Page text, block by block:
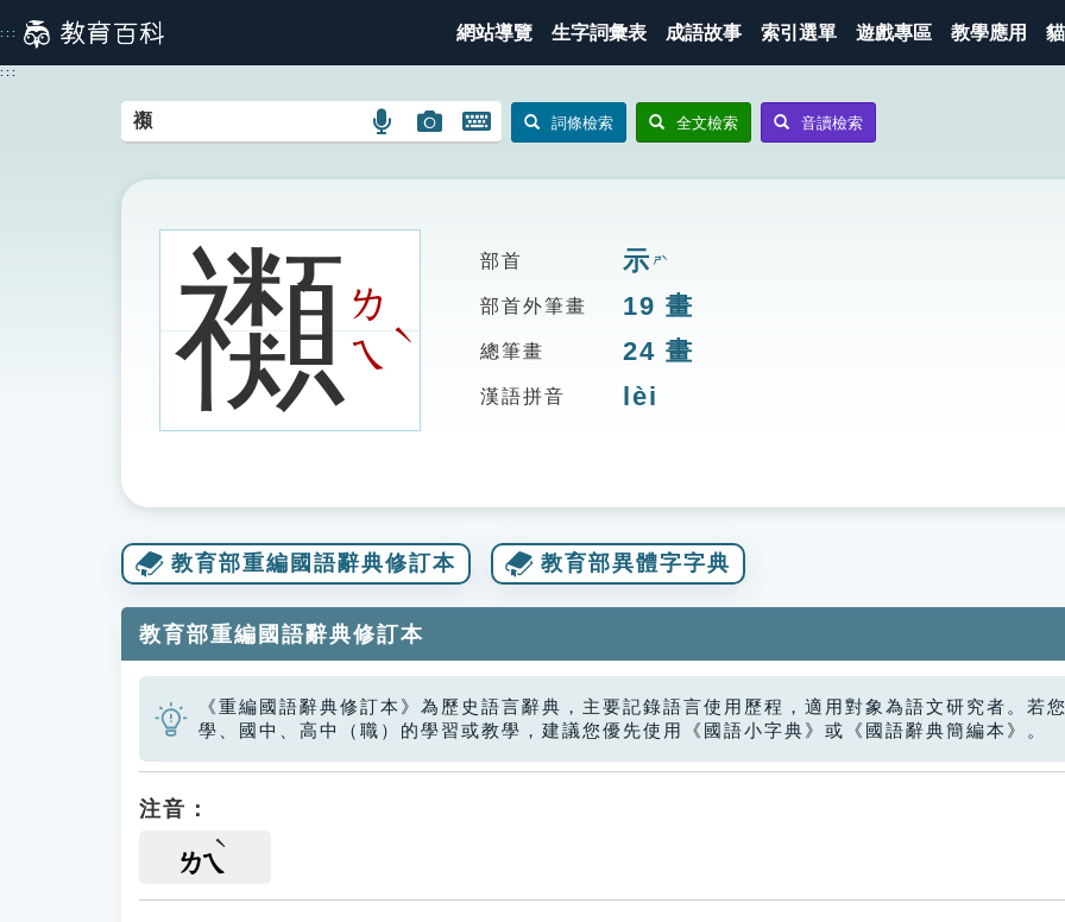
到
主
::: 網站導覽 生字詞彙表 成語故事 索引選單 遊戲專區 教學應用
:::
語
搜
圖
圖
搜
開
鍵
示
詞條檢索 全文檢索 音讀檢索
禷ㄌ
ㄟ
ˋ
部首 示 ㄕˋ
部首外筆畫 19 畫
總筆畫 24 畫
漢語拼音 lèi
教育部重編國語辭典修訂本 教育部異體字字典
教育部重編國語辭典修訂本
《重編國語辭典修訂本》為歷史語言辭典，主要記錄語言使用歷程，適用對象為語文研究者。若
學、國中、高中（職）的學習或教學，建議您優先使用《國語小字典》或《國語辭典簡編本》。
注音：
ㄌㄟ